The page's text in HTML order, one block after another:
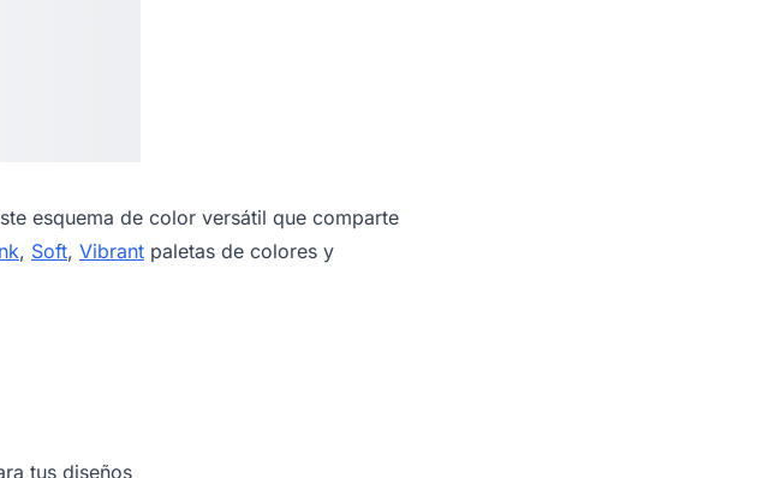
esquema de color versátil que comparte
, Soft, Vibrant paletas de colores y
tus diseños